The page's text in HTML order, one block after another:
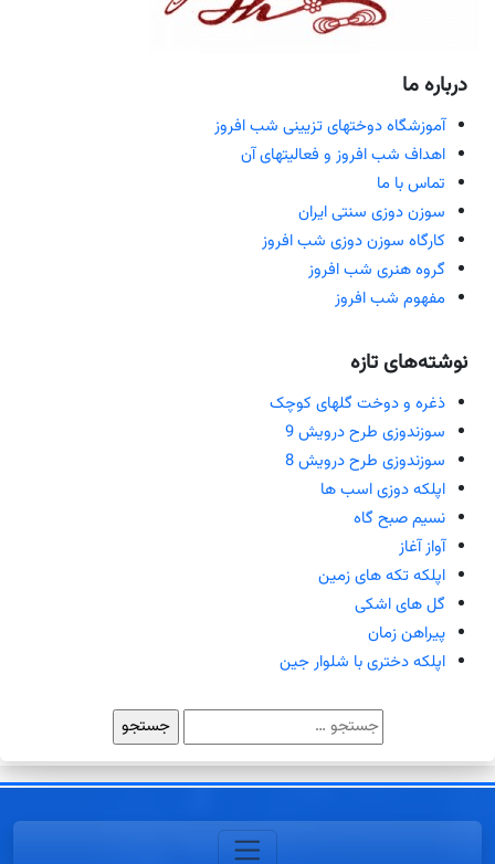
درباره ما
آموزشگاه دوختهای تزیینی شب افروز
اهداف شب افروز و فعالیتهای آن
تماس با ما
سوزن دوزی سنتی ایران
کارگاه سوزن دوزی شب افروز
گروه هنری شب افروز
مفهوم شب افروز
نوشته‌های تازه
ذغره و دوخت گلهای کوچک
سوزندوزی طرح درویش 9
سوزندوزی طرح درویش 8
اپلکه دوزی اسب ها
نسیم صبح گاه
آواز آغاز
اپلکه تکه های زمین
گل های اشکی
پیراهن زمان
اپلکه دختری با شلوار جین
جستجو
برای: